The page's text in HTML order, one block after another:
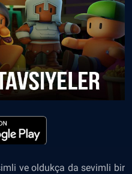
ve oldukça da sevimli bir